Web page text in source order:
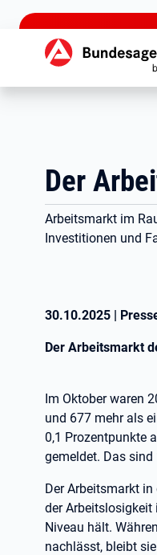
zu den Hauptinhalten
Der
Arbeitsmarkt im
Investitionen und
30.10.2025 |
Der Arbeitsmarkt
Im Oktober waren
und 677 mehr als
0,1 Prozentpunkte
gemeldet. Das sind
Der Arbeitsmarkt
der
Niveau hält.
nachlässt, bleibt